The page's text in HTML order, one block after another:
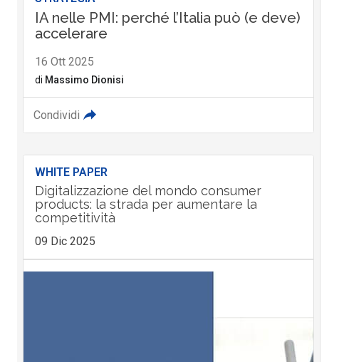
IA nelle PMI: perché l’Italia può (e deve)
accelerare
16 Ott 2025
di Massimo Dionisi
Condividi
WHITE PAPER
Digitalizzazione del mondo consumer
products: la strada per aumentare la
competitività
09 Dic 2025